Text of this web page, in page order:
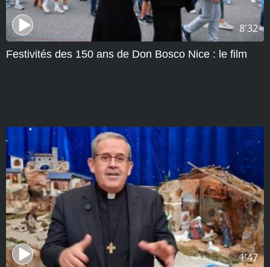
8'32
Festivités des 150 ans de Don Bosco Nice : le film
1'47